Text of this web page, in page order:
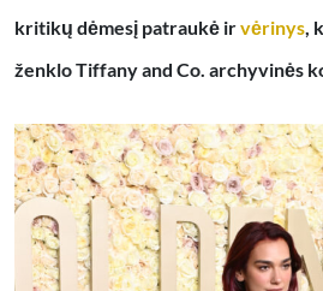
kritikų dėmesį patraukė irvėrinys,
ženklo Tiffany and Co. archyvinės